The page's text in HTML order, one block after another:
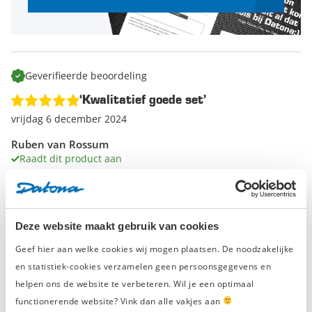
Deze website maakt gebruik van cookies
Geef hier aan welke cookies wij mogen plaatsen. De noodzakelijke
en statistiek-cookies verzamelen geen persoonsgegevens en
helpen ons de website te verbeteren. Wil je een optimaal
functionerende website? Vink dan alle vakjes aan
meer moeite te doen om hardnekkige onderdelen los te
halen. De spindels zorgen ervoor dat ieder onderdeel snel los
andere voertuigen sleutelt.
Geverifieerde beoordeling
Ruben van Rossum
Raadt dit product aan
‘Kwalitatief goede set’
vrijdag 6 december 2024
Verstelbaar in alle maten
Metalen delen zijn kwalitatief goed
Sluiting plastic koffer is erg zwak
Het gereedschap is van goede kwaliteit en functioneert naar
behoren. Helaas is de plastic koffer zwak, bij het openen brak
een van de sluit schuiven af. Dit doet verder natuurlijk niets
af aan het gereedschap.